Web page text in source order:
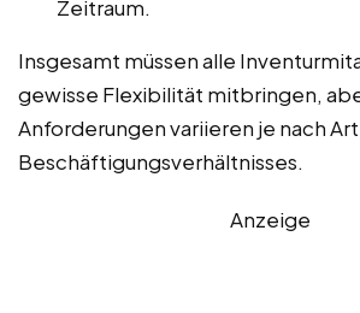
Zeitraum.
Insgesamt müssen alle
gewisse Flexibilität mitbringen,
Anforderungen variieren je nach
Beschäftigungsverhältnisses.
Anzeige